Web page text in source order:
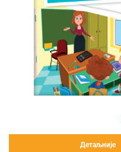
Детаљније